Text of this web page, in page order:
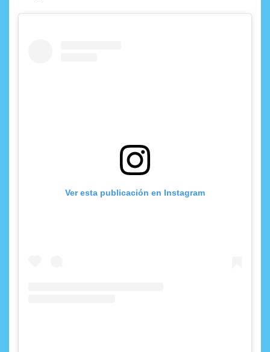
Ver esta publicación en Instagram